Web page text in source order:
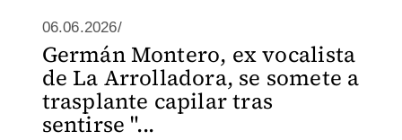
06.06.2026/
Germán Montero, ex vocalista
de La Arrolladora, se somete a
trasplante capilar tras
sentirse "...